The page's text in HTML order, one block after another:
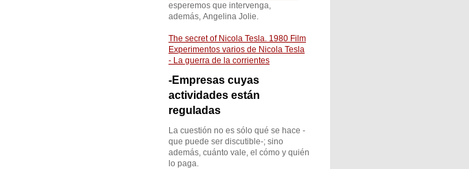
esperemos que intervenga,
además, Angelina Jolie.
The secret of Nicola Tesla. 1980 Film
Experimentos varios de Nicola Tesla
- La guerra de la corrientes
-Empresas cuyas
actividades están
reguladas
La cuestión no es sólo qué se hace -
que puede ser discutible-; sino
además, cuánto vale, el cómo y quién
lo paga.